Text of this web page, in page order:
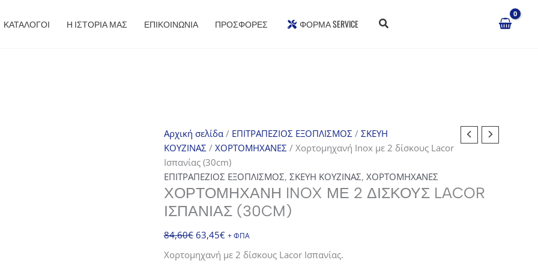
ΚΑΤΑΛΟΓΟΙ Η ΙΣΤΟΡΙΑ ΜΑΣ ΕΠΙΚΟΙΝΩΝΙΑ ΠΡΟΣΦΟΡΈΣ ΦΌΡΜΑ SERVICE
Αρχική σελίδα/ ΕΠΙΤΡΑΠΕΖΙΟΣ ΕΞΟΠΛΙΣΜΟΣ/ ΣΚΕΥΗ
ΚΟΥΖΙΝΑΣ/ ΧΟΡΤΟΜΗΧΑΝΕΣ/ Χορτομηχανή Inox με 2 δίσκους Lacor
Ισπανίας (30cm)
ΕΠΙΤΡΑΠΕΖΙΟΣ ΕΞΟΠΛΙΣΜΟΣ, ΣΚΕΥΗ ΚΟΥΖΙΝΑΣ, ΧΟΡΤΟΜΗΧΑΝΕΣ
ΧΟΡΤΟΜΗΧΑΝΉ INOX ΜΕ 2 ΔΊΣΚΟΥΣ LACOR
ΙΣΠΑΝΊΑΣ (30CM)
84,60€ Original
was:
63,45€Η
τρέχουσα
τιμή
+ ΦΠΑ
Χορτομηχανή με 2 δίσκους Lacor Ισπανίας.